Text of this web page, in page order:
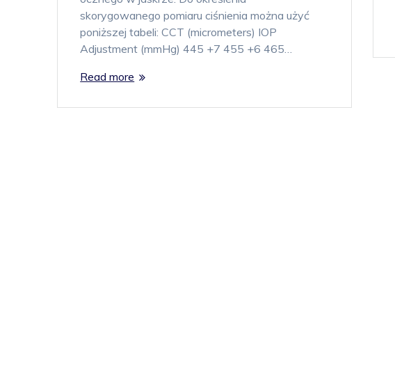
skorygowanego pomiaru ciśnienia można użyć
poniższej tabeli: CCT (micrometers) IOP
Adjustment (mmHg) 445 +7 455 +6 465…
Read more